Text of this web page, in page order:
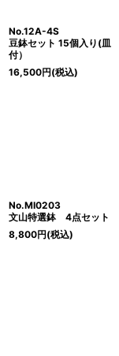
No.12A-4S
豆鉢セット 15個入り(皿
付）
16,500円(税込)
No.MI0203
文山特選鉢 4点セット
8,800円(税込)